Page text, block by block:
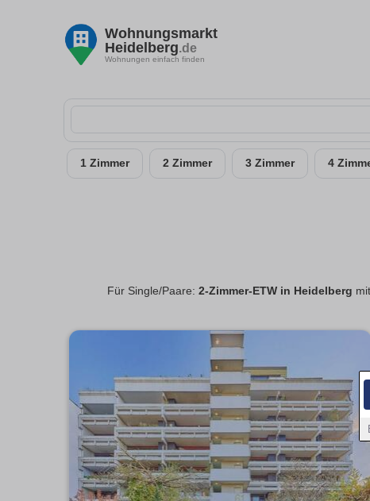
Wohnungsmarkt
Heidelberg.de
Wohnungen einfach finden
1 Zimmer 2 Zimmer 3 Zimmer 4
Für Single/Paare: 2-Zimmer-ETW in Heidelberg